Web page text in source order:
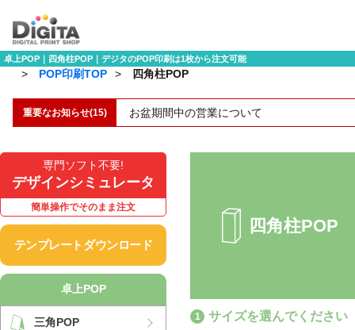
卓上POP｜四角柱POP｜デジタのPOP印刷は1枚から注文可能
POP印刷TOP 四角柱POP
重要なお知らせ(15)
【予告】アクリルグッズの価格改定(値上げ)
専門ソフト不要!
デザインシミュレータ
簡単操作でそのまま注文
テンプレートダウンロード
卓上POP
三角POP
四角柱POP
サイズを選んでください